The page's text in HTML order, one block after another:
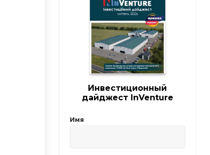
Инвестиционный
дайджест InVenture
Имя